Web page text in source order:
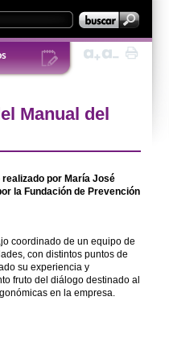
Manual del
por María José
la Fundación de Prevención
coordinado de un equipo de
con distintos puntos de
su experiencia y
fruto del diálogo destinado al
en la empresa.